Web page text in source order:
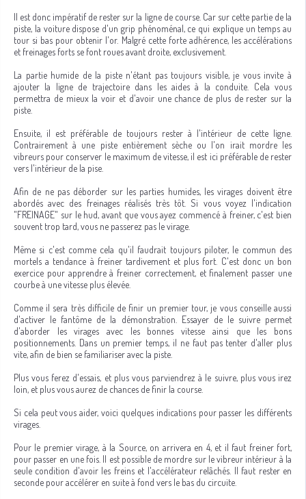
Il est donc impératif de rester sur la ligne de course. Car sur cette partie de la
piste, la voiture dispose d'un grip phénoménal, ce qui explique un temps au
tour si bas pour obtenir l'or. Malgré cette forte adhérence, les accélérations
et freinages forts se font roues avant droite, exclusivement.
La partie humide de la piste n'étant pas toujours visible, je vous invite à
ajouter la ligne de trajectoire dans les aides à la conduite. Cela vous
permettra de mieux la voir et d'avoir une chance de plus de rester sur la
piste.
Ensuite, il est préférable de toujours rester à l'intérieur de cette ligne.
Contrairement à une piste entièrement sèche ou l'on irait mordre les
vibreurs pour conserver le maximum de vitesse, il est ici préférable de rester
vers l'intérieur de la pise.
Afin de ne pas déborder sur les parties humides, les virages doivent être
abordés avec des freinages réalisés très tôt. Si vous voyez l'indication
"FREINAGE" sur le hud, avant que vous ayez commencé à freiner, c'est bien
souvent trop tard, vous ne passerez pas le virage.
Même si c'est comme cela qu'il faudrait toujours piloter, le commun des
mortels a tendance à freiner tardivement et plus fort. C'est donc un bon
exercice pour apprendre à freiner correctement, et finalement passer une
courbe à une vitesse plus élevée.
Comme il sera très difficile de finir un premier tour, je vous conseille aussi
d'activer le fantôme de la démonstration. Essayer de le suivre permet
d'aborder les virages avec les bonnes vitesse ainsi que les bons
positionnements. Dans un premier temps, il ne faut pas tenter d'aller plus
vite, afin de bien se familiariser avec la piste.
Plus vous ferez d'essais, et plus vous parviendrez à le suivre, plus vous irez
loin, et plus vous aurez de chances de finir la course.
Si cela peut vous aider, voici quelques indications pour passer les différents
virages.
Pour le premier virage, à la Source, on arrivera en 4, et il faut freiner fort,
pour passer en une fois. Il est possible de mordre sur le vibreur intérieur à la
seule condition d'avoir les freins et l'accélérateur relâchés. Il faut rester en
seconde pour accélérer en suite à fond vers le bas du circuite.